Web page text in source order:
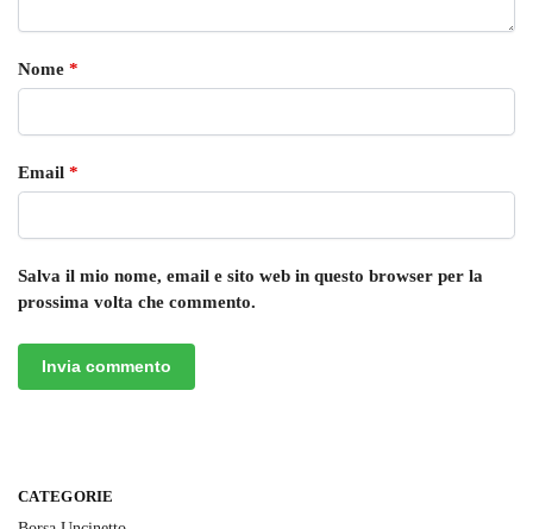
Nome *
Email *
Salva il mio nome, email e sito web in questo browser per la
prossima volta che commento.
CATEGORIE